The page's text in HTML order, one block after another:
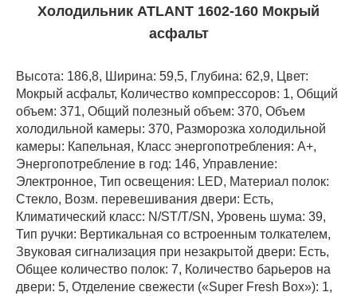
Холодильник ATLANT 1602-160 Мокрый
асфальт
Высота: 186,8, Ширина: 59,5, Глубина: 62,9, Цвет:
Мокрый асфальт, Количество компрессоров: 1, Общий
объем: 371, Общий полезный объем: 370, Объем
холодильной камеры: 370, Разморозка холодильной
камеры: Капельная, Класс энергопотребления: А+,
Энергопотребление в год: 146, Управление:
Электронное, Тип освещения: LED, Материал полок:
Стекло, Возм. перевешивания двери: Есть,
Климатический класс: N/ST/T/SN, Уровень шума: 39,
Тип ручки: Вертикальная со встроенным толкателем,
Звуковая сигнализация при незакрытой двери: Есть,
Общее количество полок: 7, Количество барьеров на
двери: 5, Отделение свежести («Super Fresh Box»): 1,